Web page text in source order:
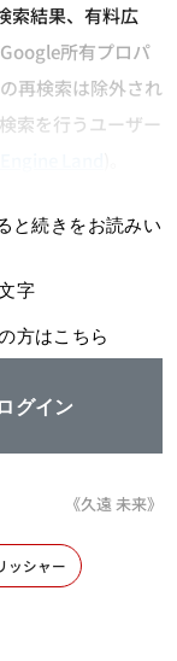
索結果、有料広
所有プロパ
再検索は除外され
索を行うユーザー
と続きをお読みい
字
方はこちら
ログイン
《久遠 未来》
ッシャー